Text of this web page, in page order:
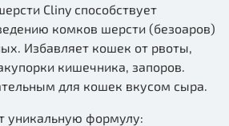
Cliny способствует
комков шерсти (безоаров)
Избавляет кошек от рвоты,
кишечника, запоров.
для кошек вкусом сыра.
уникальную формулу: